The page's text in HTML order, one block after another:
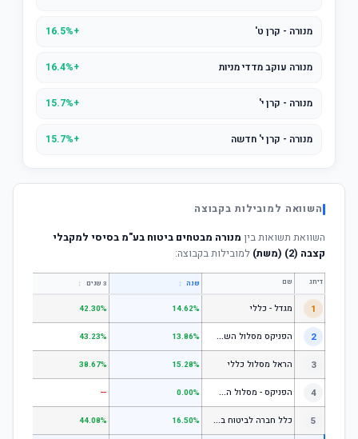
מנורה - קרן ט' +16.5%
מנורה עוקב מדדי מניות +16.4%
מנורה - קרן י' +15.7%
מנורה - קרן י' חדשה +15.7%
השוואה למובילות בקבוצה
השוואת תשואות בין מנורה מבטחים ביטוח בע"מ בסיסי למקבלי
קצבה (2) (משת)
למובילות בקבוצה:
דירוג שם שנה ↕ 3 שנים ↕
1 מגדל - כללי 14.62%
42.30%
2 ה
פניקס מסלול השקעה כללי 13.86%
43.23%
3 הראל מסלול כללי 15.28%
38.67%
4 ה
פניקס - מסלול השקעה בניהול אישי 0.00%
—
5 כ
לל חברה לביטוח בע"מ כללי 16.50%
44.08%